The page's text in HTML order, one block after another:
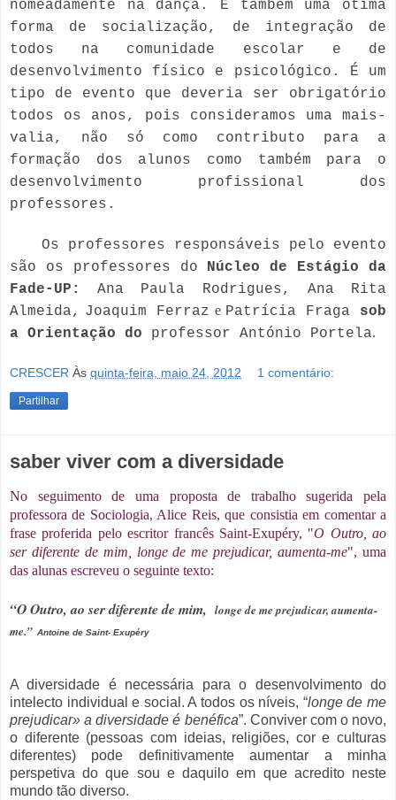
nomeadamente na dança. É também uma ótima
forma de socialização, de integração de
todos na comunidade escolar e de
desenvolvimento físico e psicológico. É um
tipo de evento que deveria ser obrigatório
todos os anos, pois consideramos uma mais-
valia, não só como contributo para a
formação dos alunos como também para o
desenvolvimento profissional dos
professores.
Os professores responsáveis pelo evento
são os professores do Núcleo de Estágio da
Fade-UP:Ana Paula Rodrigues, Ana Rita
Almeida, Joaquim Ferraz e Patrícia Fraga sob
a Orientação do professor António Portela.
CRESCER Às quinta-feira, maio 24, 2012 1 comentário:
Partilhar
saber viver com a diversidade
No seguimento de uma proposta de trabalho sugerida pela
professora de Sociologia, Alice Reis, que consistia em comentar a
frase proferida pelo escritor francês Saint-Exupéry, "O Outro, ao
ser diferente de mim, longe de me prejudicar, aumenta-me", uma
das alunas escreveu o seguinte texto:
“O Outro, ao ser diferente de mim, longe de me prejudicar, aumenta-
me.” Antoine de Saint- Exupéry
A diversidade é necessária para o desenvolvimento do
intelecto individual e social. A todos os níveis, “longe de me
prejudicar» a diversidade é benéfica”. Conviver com o novo,
o diferente (pessoas com ideias, religiões, cor e culturas
diferentes) pode definitivamente aumentar a minha
perspetiva do que sou e daquilo em que acredito neste
mundo tão diverso.